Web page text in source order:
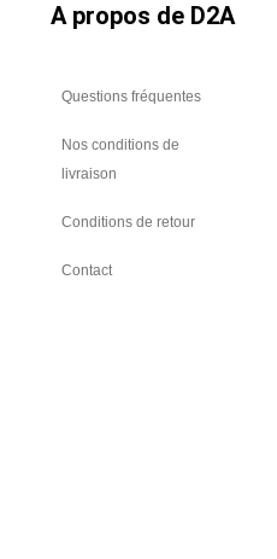
A propos de D2A
Questions fréquentes
Nos conditions de
livraison
Conditions de retour
Contact